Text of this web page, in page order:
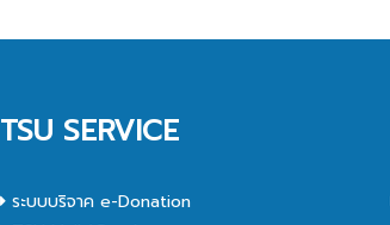
TSU SERVICE
ระบบบริจาค e-Donation